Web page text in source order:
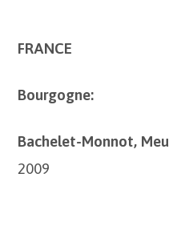
FRANCE
Bourgogne:
Bachelet-Monnot,
2009